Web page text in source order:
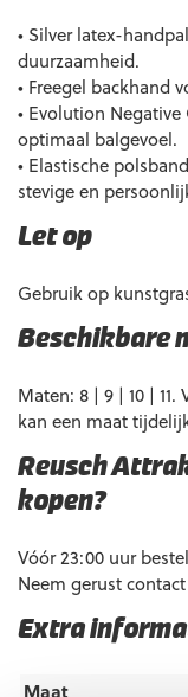
Extra
Maat
• Silver latex-
duurzaamheid.
• Freegel backhand
• Evolution
optimaal balgevoel.
• Elastische
stevige en
Let op
Gebruik op
Beschikbare
Maten: 8 | 9 | 10 |
kan een maat
Reusch
kopen?
Vóór 23:00 uur
Neem gerust